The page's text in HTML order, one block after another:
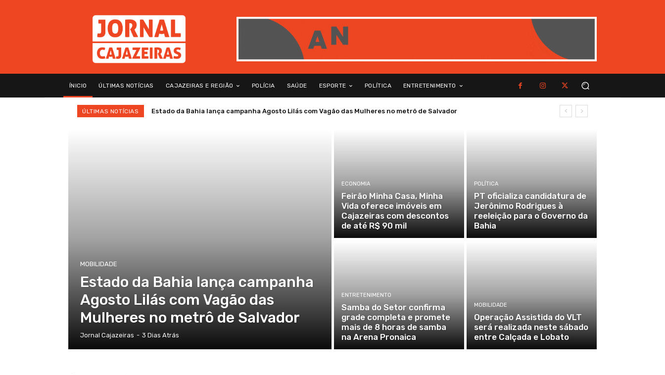
ÍNICIO ÚLTIMAS NOTÍCIAS CAJAZEIRAS E REGIÃO POLÍCIA SAÚDE ESPORTE POLÍTICA ENTRETENIMENTO
ÚLTIMAS NOTÍCIAS Estado da Bahia lança campanha Agosto Lilás com Vagão das Mulheres no metrô de Salvador
MOBILIDADE
Estado da Bahia lança campanha
Agosto Lilás com Vagão das
Mulheres no metrô de Salvador
Jornal Cajazeiras - 3 Dias Atrás
ECONOMIA
Feirão Minha Casa, Minha
Vida oferece imóveis em
Cajazeiras com descontos
de até R$ 90 mil
POLÍTICA
PT oficializa candidatura de
Jerônimo Rodrigues à
reeleição para o Governo da
Bahia
ENTRETENIMENTO
Samba do Setor confirma
grade completa e promete
mais de 8 horas de samba
na Arena Pronaica
MOBILIDADE
Operação Assistida do VLT
será realizada neste sábado
entre Calçada e Lobato